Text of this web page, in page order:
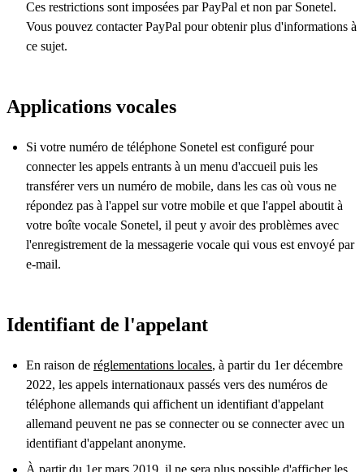
Ces restrictions sont imposées par PayPal et non par Sonetel.
Vous pouvez contacter PayPal pour obtenir plus d'informations à
ce sujet.
Applications vocales
Si votre numéro de téléphone Sonetel est configuré pour
connecter les appels entrants à un menu d'accueil puis les
transférer vers un numéro de mobile, dans les cas où vous ne
répondez pas à l'appel sur votre mobile et que l'appel aboutit à
votre boîte vocale Sonetel, il peut y avoir des problèmes avec
l'enregistrement de la messagerie vocale qui vous est envoyé par
e-mail.
Identifiant de l'appelant
En raison de réglementations locales, à partir du 1er décembre
2022, les appels internationaux passés vers des numéros de
téléphone allemands qui affichent un identifiant d'appelant
allemand peuvent ne pas se connecter ou se connecter avec un
identifiant d'appelant anonyme.
À partir du 1er mars 2019, il ne sera plus possible d'afficher les